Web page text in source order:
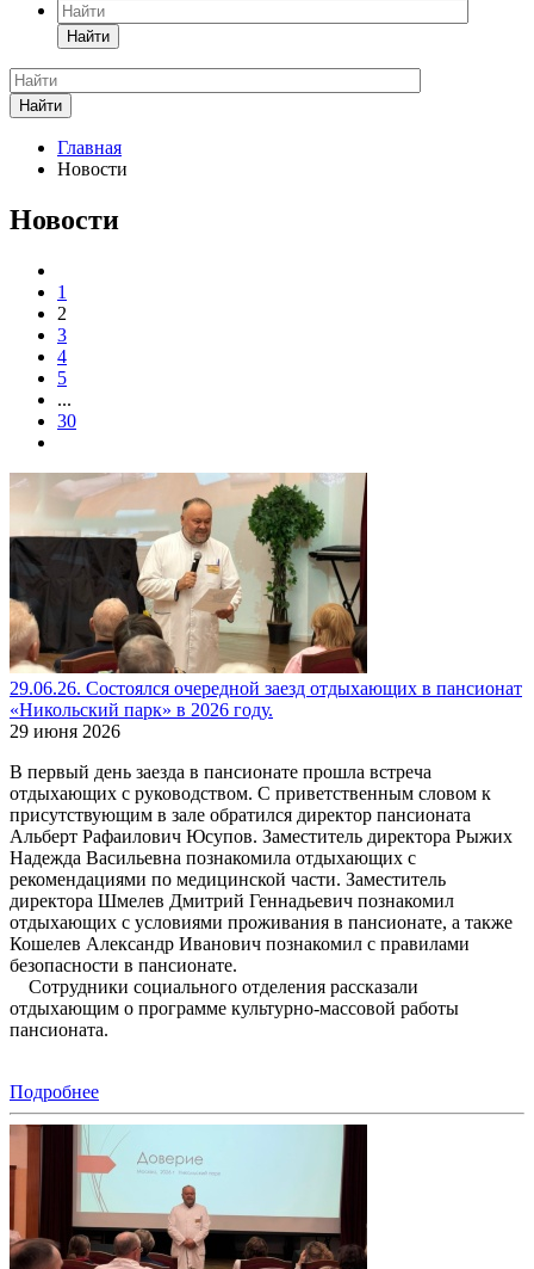
Найти
Найти
Главная
Новости
Новости
1
2
3
4
5
...
30
29.06.26. Состоялся очередной заезд отдыхающих в пансионат
«Никольский парк» в 2026 году.
29 июня 2026
В первый день заезда в пансионате прошла встреча
отдыхающих с руководством. С приветственным словом к
присутствующим в зале обратился директор пансионата
Альберт Рафаилович Юсупов. Заместитель директора Рыжих
Надежда Васильевна познакомила отдыхающих с
рекомендациями по медицинской части. Заместитель
директора Шмелев Дмитрий Геннадьевич познакомил
отдыхающих с условиями проживания в пансионате, а также
Кошелев Александр Иванович познакомил с правилами
безопасности в пансионате.
Сотрудники социального отделения рассказали
отдыхающим о программе культурно-массовой работы
пансионата.
Подробнее